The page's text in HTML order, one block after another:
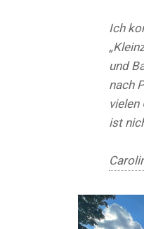
Ich
und
nach
vielen
ist